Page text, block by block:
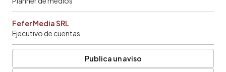
Fefer Media SRL
Ejecutivo de cuentas
Publica un aviso